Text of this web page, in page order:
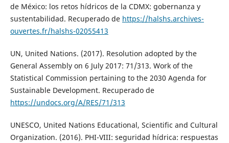
de México: los retos hídricos de la CDMX: gobernanza y
sustentabilidad. Recuperado de https://halshs.archives-
ouvertes.fr/halshs-02055413
UN, United Nations. (2017). Resolution adopted by the
General Assembly on 6 July 2017: 71/313. Work of the
Statistical Commission pertaining to the 2030 Agenda for
Sustainable Development. Recuperado de
https://undocs.org/A/RES/71/313
UNESCO, United Nations Educational, Scientific and Cultural
Organization. (2016). PHI-VIII: seguridad hídrica: respuestas